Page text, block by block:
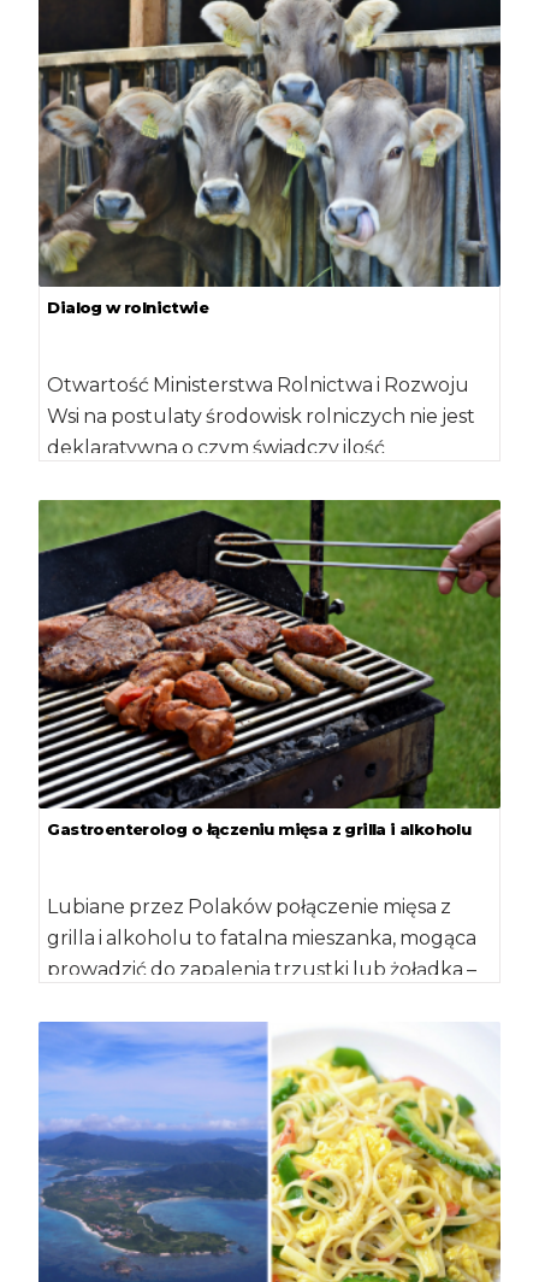
Dialog w rolnictwie
Otwartość Ministerstwa Rolnictwa i Rozwoju
Wsi na postulaty środowisk rolniczych nie jest
deklaratywna o czym świadczy ilość
Gastroenterolog o łączeniu mięsa z grilla i alkoholu
Lubiane przez Polaków połączenie mięsa z
grilla i alkoholu to fatalna mieszanka, mogąca
prowadzić do zapalenia trzustki lub żołądka –